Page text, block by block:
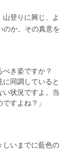
登りに興じ、よ
のか。その真意を
べき姿ですか？
同調していると
い状況ですよ。当
すよね？」
いまでに藍色の